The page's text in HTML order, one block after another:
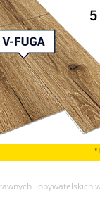
i obywatelskich